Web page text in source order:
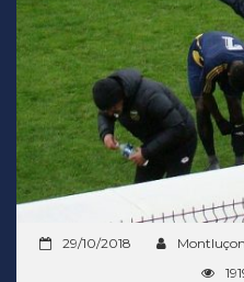
29/10/2018